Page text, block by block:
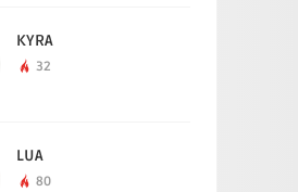
KYRA
32
LUA
80